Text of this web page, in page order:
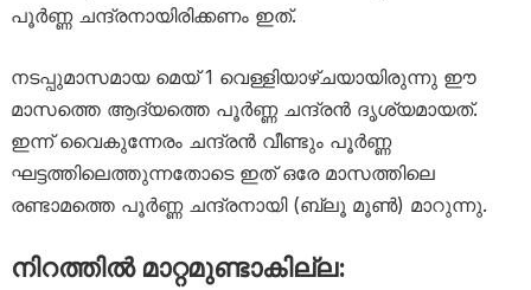
പൂർണ്ണ ചന്ദ്രനായിരിക്കണം ഇത്.
നടപ്പുമാസമായ മെയ് 1 വെള്ളിയാഴ്ചയായിരുന്നു ഈ
മാസത്തെ ആദ്യത്തെ പൂർണ്ണ ചന്ദ്രൻ ദൃശ്യമായത്.
ഇന്ന് വൈകുന്നേരം ചന്ദ്രൻ വീണ്ടും പൂർണ്ണ
ഘട്ടത്തിലെത്തുന്നതോടെ ഇത് ഒരേ മാസത്തിലെ
രണ്ടാമത്തെ പൂർണ്ണ ചന്ദ്രനായി (ബ്ലൂ മൂൺ) മാറുന്നു.
നിറത്തിൽ മാറ്റമുണ്ടാകില്ല: